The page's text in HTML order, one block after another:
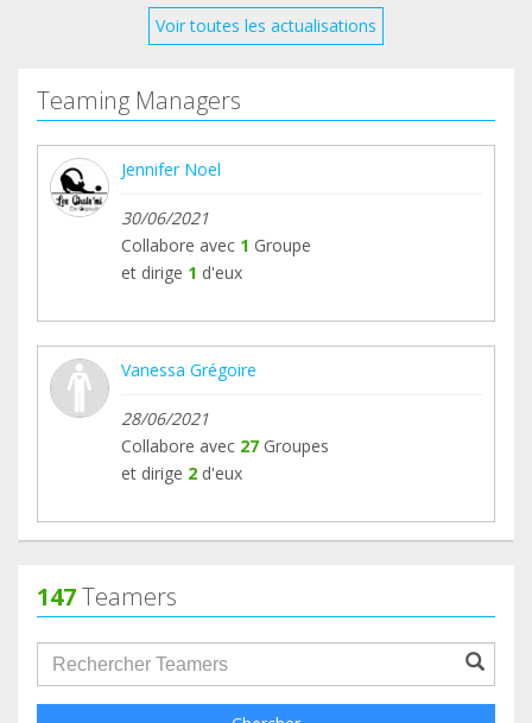
Voir toutes les actualisations
Teaming Managers
Jennifer Noel
30/06/2021
Collabore avec 1 Groupe
et dirige 1 d'eux
Vanessa Grégoire
28/06/2021
Collabore avec 27 Groupes
et dirige 2 d'eux
147Teamers
groupProfile.searchForm.search.text???